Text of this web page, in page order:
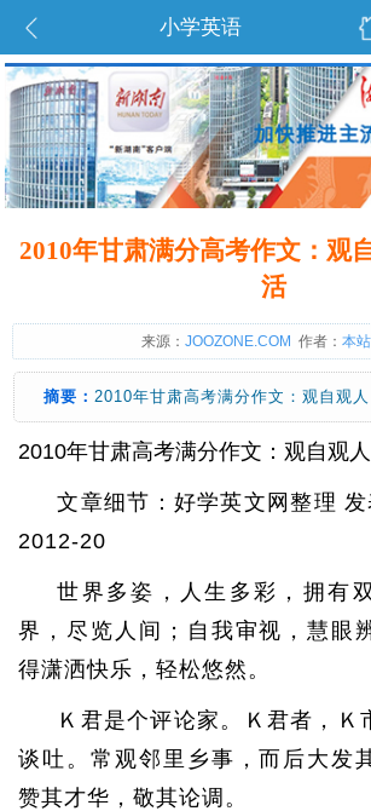
小学英语
2010年甘肃满分高考作文：观
活
来源： JOOZONE.COM 作者： 本
摘要： 2010年甘肃高考满分作文：观自观
2010年甘肃高考满分作文：观自观
文章细节：好学英文网整理
2012-20
世界多姿，人生多彩，拥有
界，尽览人间；自我审视，慧眼
得潇洒快乐，轻松悠然。
Ｋ君是个评论家。Ｋ君者，Ｋ
谈吐。常观邻里乡事，而后大发
赞其才华，敬其论调。